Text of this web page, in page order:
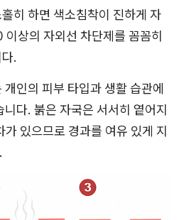
히 하면 색소침착이 진하게 자
상의 자외선 차단제를 꼼꼼히
.
인의 피부 타입과 생활 습관에
다. 붉은 자국은 서서히 옅어지
있으므로 경과를 여유 있게 지